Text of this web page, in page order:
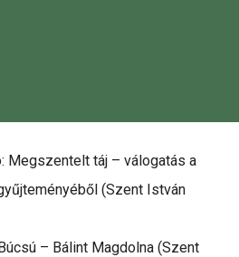
Megszentelt táj – válogatás a
(Szent István
– Bálint Magdolna (Szent